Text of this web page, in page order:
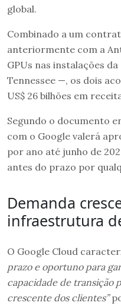
global.
Combinado a um
anteriormente com a
GPUs nas instalações
Tennessee —, os dois
US$ 26 bilhões em
Segundo o documento
com o Google valerá
por ano até junho de
antes do prazo por
Demanda
infraestrutura
O Google Cloud
prazo e oportuno para
capacidade de transição
crescente dos clientes”